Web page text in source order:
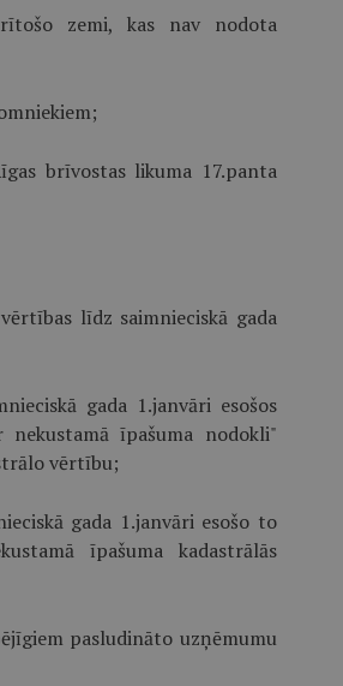
zemi, kas nav nodota
brīvostas likuma 17.panta
līdz saimnieciskā gada
gada 1.janvāri esošos
nekustamā īpašuma nodokli"
vērtību;
gada 1.janvāri esošo to
īpašuma kadastrālās
pasludināto uzņēmumu